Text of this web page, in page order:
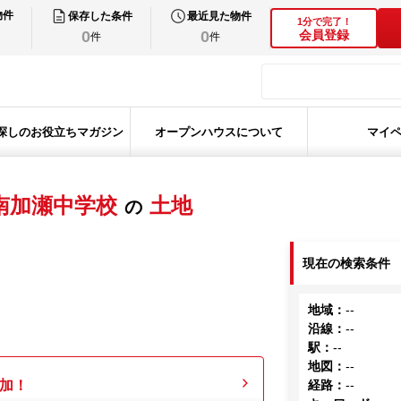
件 保存した条件
0件
最近見た物件
0件
1分で完了！
会員登録
しのお役立ちマガジン オープンハウスについて マイ
加瀬中学校 の 土地
！
現在の検索条件
地域 ：--
沿線 ：--
駅 ：--
地図 ：--
経路 ：--